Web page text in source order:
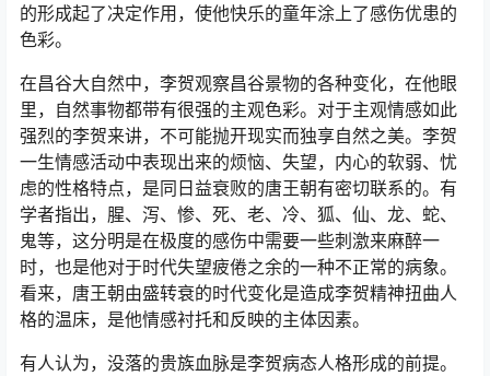
的形成起了决定作用，使他快乐的童年涂上了感伤优患的
色彩。
在昌谷大自然中，李贺观察昌谷景物的各种变化，在他眼
里，自然事物都带有很强的主观色彩。对于主观情感如此
强烈的李贺来讲，不可能抛开现实而独享自然之美。李贺
一生情感活动中表现出来的烦恼、失望，内心的软弱、忧
虑的性格特点，是同日益衰败的唐王朝有密切联系的。有
学者指出，腥、泻、惨、死、老、冷、狐、仙、龙、蛇、
鬼等，这分明是在极度的感伤中需要一些刺激来麻醉一
时，也是他对于时代失望疲倦之余的一种不正常的病象。
看来，唐王朝由盛转衰的时代变化是造成李贺精神扭曲人
格的温床，是他情感衬托和反映的主体因素。
有人认为，没落的贵族血脉是李贺病态人格形成的前提。